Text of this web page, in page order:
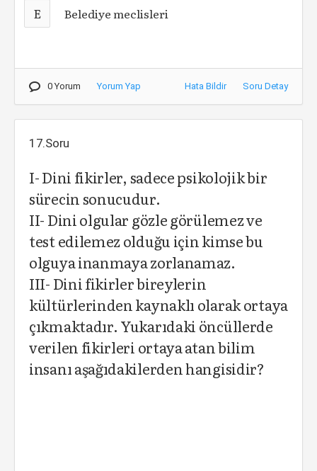
E Belediye meclisleri
0 Yorum Yorum Yap Hata Bildir Soru Detay
17.Soru
I- Dini fikirler, sadece psikolojik bir
sürecin sonucudur.
II- Dini olgular gözle görülemez ve
test edilemez olduğu için kimse bu
olguya inanmaya zorlanamaz.
III- Dini fikirler bireylerin
kültürlerinden kaynaklı olarak ortaya
çıkmaktadır. Yukarıdaki öncüllerde
verilen fikirleri ortaya atan bilim
insanı aşağıdakilerden hangisidir?